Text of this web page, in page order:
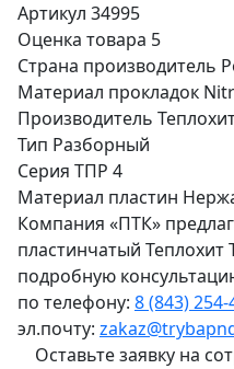
Артикул 34995
Оценка товара 5
Страна производитель
Материал прокладок
Производитель
Тип Разборный
Серия ТПР 4
Материал пластин
Компания «ПТК»
пластинчатый
подробную
по телефону: 8 (843) 254-
эл.почту:
Оставьте заявку на